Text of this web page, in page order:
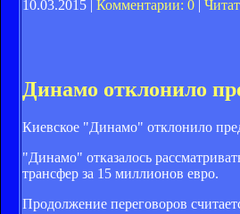
10.03.2015 | Комментарии: 0 |
Динамо отклонило
Киевское "Динамо" отклонило
"Динамо" отказалось
трансфер за 15 миллионов евро.
Продолжение переговоров